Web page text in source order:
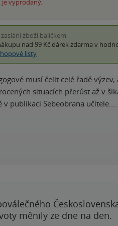
vyprodaný.
zaslání zboží balíčkem
nad 99 Kč dárek zdarma v
listy
musí čelit celé řadě
situacích přerůst až v
v publikaci Sebeobrana učitele.…
měnily ze dne na den.